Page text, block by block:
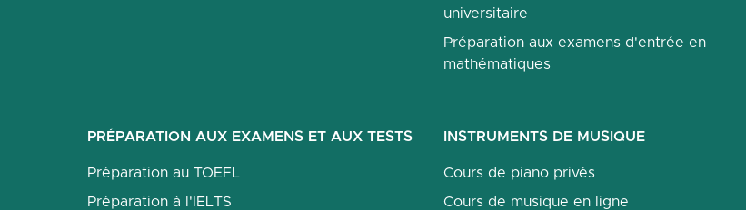
universitaire
Préparation aux examens d'entrée en
mathématiques
PRÉPARATION AUX EXAMENS ET AUX TESTS
Préparation au TOEFL
Préparation à l'IELTS
INSTRUMENTS DE MUSIQUE
Cours de piano privés
Cours de musique en ligne